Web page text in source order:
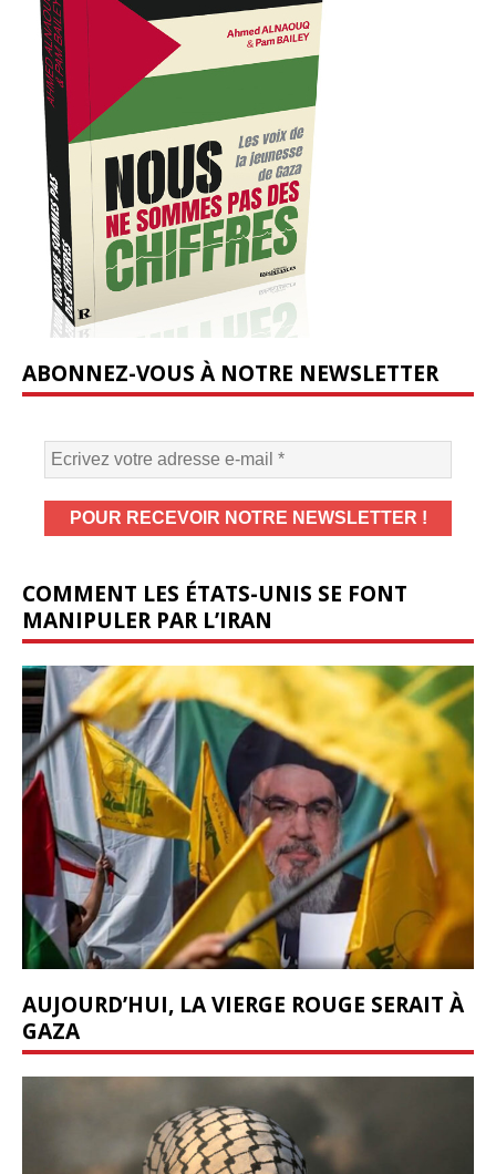
ABONNEZ-VOUS À NOTRE NEWSLETTER
COMMENT LES ÉTATS-UNIS SE FONT
MANIPULER PAR L’IRAN
AUJOURD’HUI, LA VIERGE ROUGE SERAIT À
GAZA